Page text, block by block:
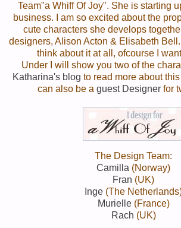
Team"a Whiff Of Joy". She is starting
business. I am so excited about the
cute characters she develops
designers, Alison Acton & Elisabeth
think about it at all, ofcourse I
Under I will show you two of the
Katharina's blog to read more about
can also be a guest Designer for
The Design Team:
Camilla (Norway)
Fran (UK)
Inge (The
Murielle(France)
Rach (UK)